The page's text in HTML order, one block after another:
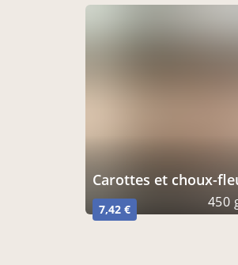
Carottes et choux-fleurs
7,42 € 450